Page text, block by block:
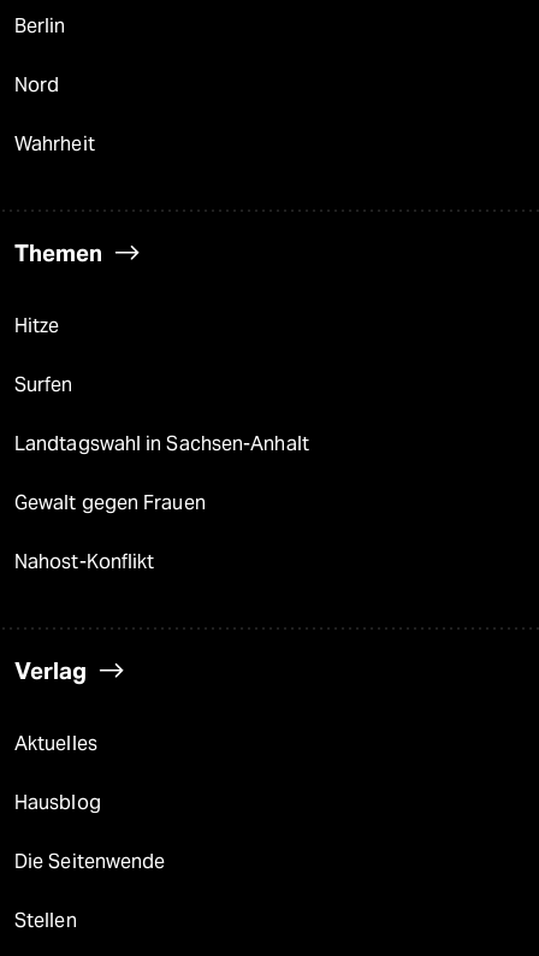
Berlin
Nord
Wahrheit
Themen
Hitze
Surfen
Landtagswahl in Sachsen-Anhalt
Gewalt gegen Frauen
Nahost-Konflikt
Verlag
Aktuelles
Hausblog
Die Seitenwende
Stellen